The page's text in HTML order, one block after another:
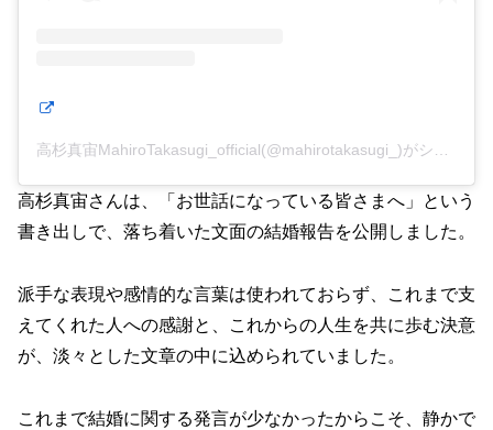
高杉真宙MahiroTakasugi_official(@mahirotakasugi_)がシェアした投稿
高杉真宙さんは、「お世話になっている皆さまへ」という
書き出しで、落ち着いた文面の結婚報告を公開しました。
派手な表現や感情的な言葉は使われておらず、これまで支
えてくれた人への感謝と、これからの人生を共に歩む決意
が、淡々とした文章の中に込められていました。
これまで結婚に関する発言が少なかったからこそ、静かで